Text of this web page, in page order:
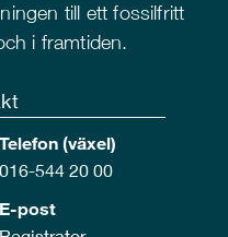
till ett fossilfritt
i framtiden.
Telefon (växel)
016-544 20 00
E-post